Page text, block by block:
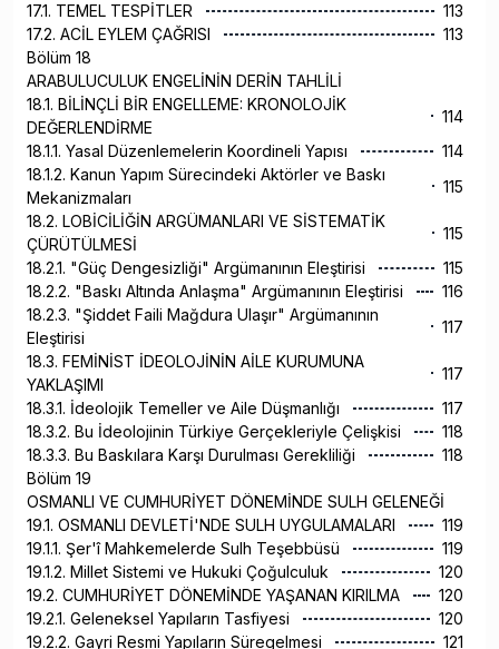
17.1. TEMEL TESPİTLER
113
17.2. ACİL EYLEM ÇAĞRISI
113
Bölüm 18
ARABULUCULUK ENGELİNİN DERİN TAHLİLİ
18.1. BİLİNÇLİ BİR ENGELLEME: KRONOLOJİK
DEĞERLENDİRME
114
18.1.1. Yasal Düzenlemelerin Koordineli Yapısı
114
18.1.2. Kanun Yapım Sürecindeki Aktörler ve Baskı
Mekanizmaları
115
18.2. LOBİCİLİĞİN ARGÜMANLARI VE SİSTEMATİK
ÇÜRÜTÜLMESİ
115
18.2.1. "Güç Dengesizliği" Argümanının Eleştirisi
115
18.2.2. "Baskı Altında Anlaşma" Argümanının Eleştirisi
116
18.2.3. "Şiddet Faili Mağdura Ulaşır" Argümanının
Eleştirisi
117
18.3. FEMİNİST İDEOLOJİNİN AİLE KURUMUNA
YAKLAŞIMI
117
18.3.1. İdeolojik Temeller ve Aile Düşmanlığı
117
18.3.2. Bu İdeolojinin Türkiye Gerçekleriyle Çelişkisi
118
18.3.3. Bu Baskılara Karşı Durulması Gerekliliği
118
Bölüm 19
OSMANLI VE CUMHURİYET DÖNEMİNDE SULH GELENEĞİ
19.1. OSMANLI DEVLETİ'NDE SULH UYGULAMALARI
119
19.1.1. Şer'î Mahkemelerde Sulh Teşebbüsü
119
19.1.2. Millet Sistemi ve Hukuki Çoğulculuk
120
19.2. CUMHURİYET DÖNEMİNDE YAŞANAN KIRILMA
120
19.2.1. Geleneksel Yapıların Tasfiyesi
120
19.2.2. Gayri Resmi Yapıların Süregelmesi
121